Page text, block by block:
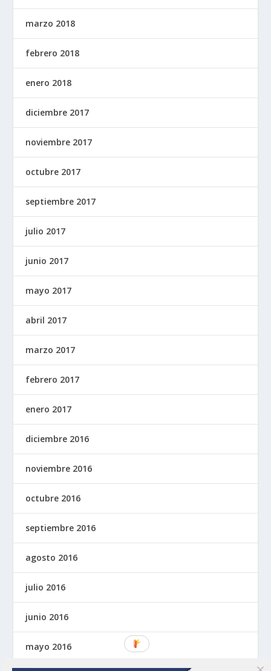
marzo 2018
febrero 2018
enero 2018
diciembre 2017
noviembre 2017
octubre 2017
septiembre 2017
julio 2017
junio 2017
mayo 2017
abril 2017
marzo 2017
febrero 2017
enero 2017
diciembre 2016
noviembre 2016
octubre 2016
septiembre 2016
agosto 2016
julio 2016
junio 2016
mayo 2016